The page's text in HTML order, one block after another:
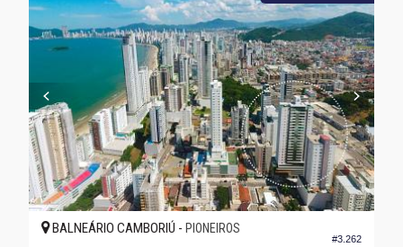
#3.262
BALNEÁRIO CAMBORIÚ - PIONEIROS